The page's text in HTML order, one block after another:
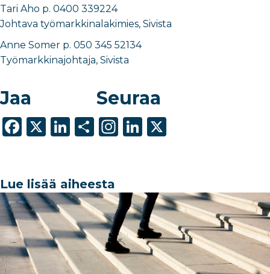
Tari Aho p. 0400 339224
Johtava työmarkkinalakimies, Sivista
Anne Somer p. 050 345 52134
Työmarkkinajohtaja, Sivista
Jaa
F
e
b
o
o
k
X
Li
e
dI
n
S
e
Seuraa
In
ra
m
Li
dI
n
Lue lisää aiheesta